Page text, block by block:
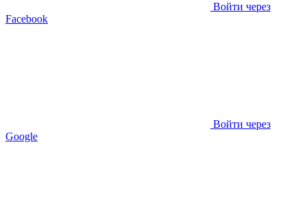
Войти через
Facebook
Войти через
Google